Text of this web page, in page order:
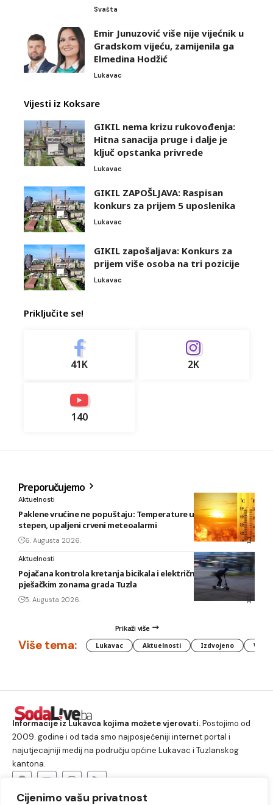
Cijenimo vašu privatnost
Svašta
Emir Junuzović više nije vijećnik u
Gradskom vijeću, zamijenila ga
Elmedina Hodžić
Lukavac
Vijesti iz Koksare
GIKIL nema krizu rukovođenja:
Hitna sanacija pruge i dalje je
ključ opstanka privrede
Lukavac
GIKIL ZAPOŠLJAVA: Raspisan
konkurs za prijem 5 uposlenika
Lukavac
GIKIL zapošaljava: Konkurs za
prijem više osoba na tri pozicije
Lukavac
Priključite se!
41K 2K
140
Preporučujemo
Aktuelnosti
Paklene vrućine ne popuštaju: Temperature u BiH i do 41
stepen, upaljeni crveni meteoalarmi
6. Augusta 2026.
Aktuelnosti
Pojačana kontrola kretanja bicikala i električnih romobila u
pješačkim zonama grada Tuzla
5. Augusta 2026.
Prikaži više
Više tema: Lukavac Aktuelnosti Izdvojeno
Informacije iz Lukavca kojima možete vjerovati.Postojimo od
2009. godine i od tada smo najposjećeniji internet portal i
najutjecajniji medij na području općine Lukavac i Tuzlanskog
kantona.